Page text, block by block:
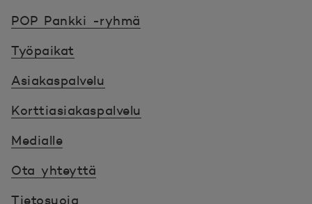
POP Pankki -ryhmä
Työpaikat
Asiakaspalvelu
Korttiasiakaspalvelu
Medialle
Ota yhteyttä
Tietosuoja